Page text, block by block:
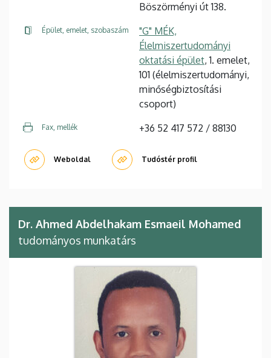
Böszörményi út 138.
Épület, emelet, szobaszám
"G" MÉK,
Élelmiszertudományi
oktatási épület, 1. emelet,
101 (élelmiszertudományi,
minőségbiztosítási
csoport)
Fax, mellék +36 52 417 572 / 88130
Weboldal Tudóstér profil
Dr. Ahmed Abdelhakam Esmaeil Mohamed
tudományos munkatárs